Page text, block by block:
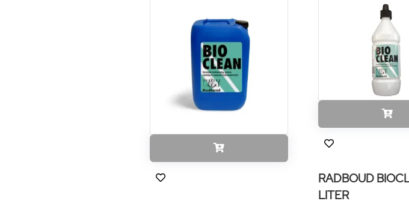
RADBOUD
LITER